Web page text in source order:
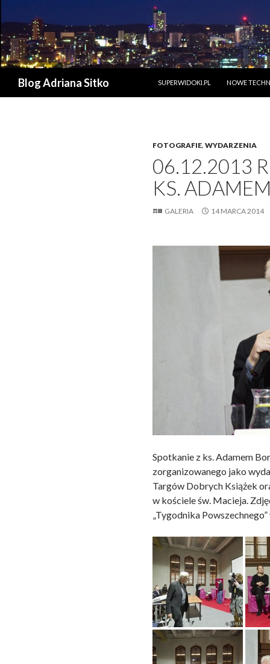
Blog Adriana Sitko
SUPERWIDOKI.PL
NOWE
FOTOGRAFIE, WYDARZENIA
06.12.2013
KS.
GALERIA 14 MARCA 2014
Spotkanie z ks. Adamem
zorganizowanego jako
Targów Dobrych Książek
w kościele św. Macieja.
„Tygodnika